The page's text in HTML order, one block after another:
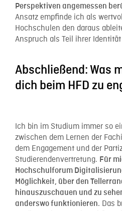
Perspektiven angemessen
Ansatz empfinde ich als
Hochschulen den daraus
Anspruch als Teil ihrer
Abschließend: Was
dich beim HFD zu
Ich bin im Studium immer so
zwischen dem Lernen der
dem Engagement und der
Studierendenvertretung. Für
Hochschulforum
Möglichkeit, über den
hinauszuschauen und zu
anderswo funktionieren. Das